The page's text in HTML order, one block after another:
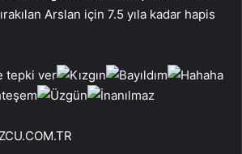
Arslan için 7.5 yıla kadar hapis
tepki ver